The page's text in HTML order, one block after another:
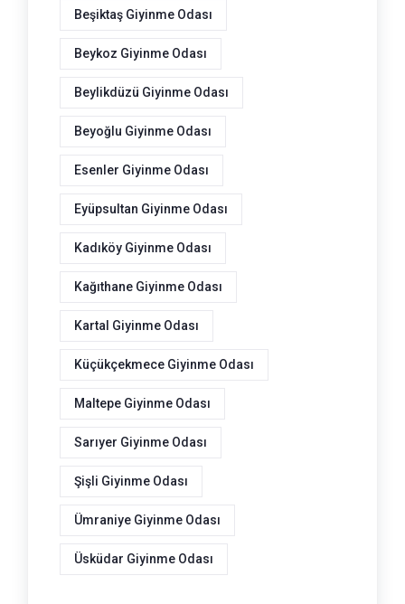
Beşiktaş Giyinme Odası
Beykoz Giyinme Odası
Beylikdüzü Giyinme Odası
Beyoğlu Giyinme Odası
Esenler Giyinme Odası
Eyüpsultan Giyinme Odası
Kadıköy Giyinme Odası
Kağıthane Giyinme Odası
Kartal Giyinme Odası
Küçükçekmece Giyinme Odası
Maltepe Giyinme Odası
Sarıyer Giyinme Odası
Şişli Giyinme Odası
Ümraniye Giyinme Odası
Üsküdar Giyinme Odası